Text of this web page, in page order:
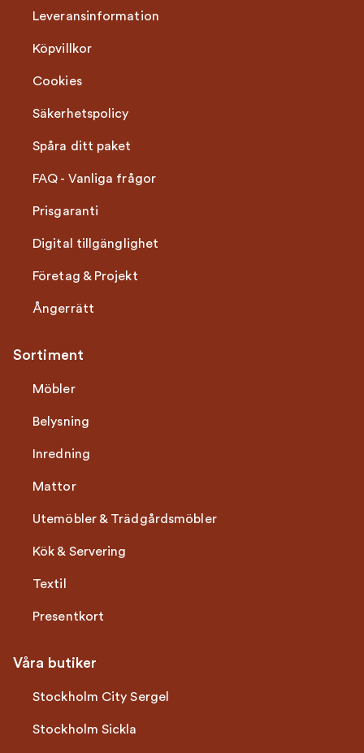
Leveransinformation
Köpvillkor
Cookies
Säkerhetspolicy
Spåra ditt paket
FAQ - Vanliga frågor
Prisgaranti
Digital tillgänglighet
Företag & Projekt
Ångerrätt
Sortiment
Möbler
Belysning
Inredning
Mattor
Utemöbler & Trädgårdsmöbler
Kök & Servering
Textil
Presentkort
Våra butiker
Stockholm City Sergel
Stockholm Sickla